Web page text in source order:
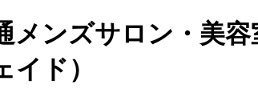
メンズサロン・美
ド）